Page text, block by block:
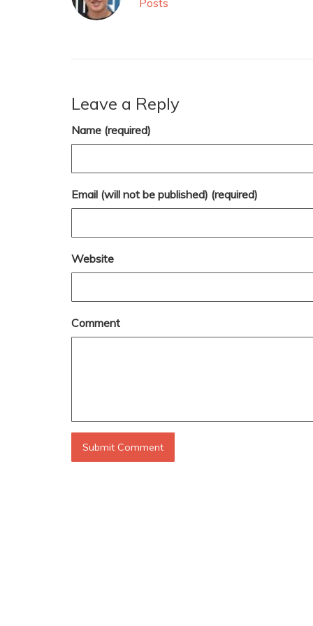
Posts
Leave a Reply
Name (required)
Email (will not be published) (required)
Website
Comment